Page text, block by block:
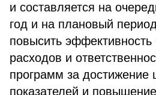
и составляется на
год и на плановый
повысить
расходов и
программ за достижение
показателей и